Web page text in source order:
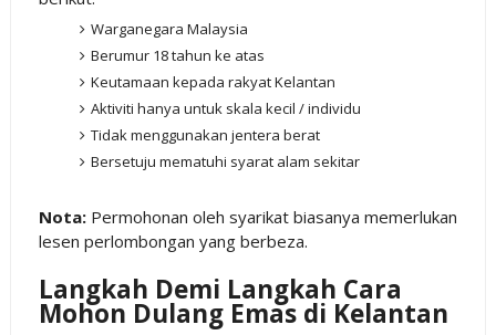
Warganegara Malaysia
Berumur 18 tahun ke atas
Keutamaan kepada rakyat Kelantan
Aktiviti hanya untuk skala kecil / individu
Tidak menggunakan jentera berat
Bersetuju mematuhi syarat alam sekitar
Nota:Permohonan oleh syarikat biasanya memerlukan
lesen perlombongan yang berbeza.
Langkah Demi Langkah Cara
Mohon Dulang Emas di Kelantan